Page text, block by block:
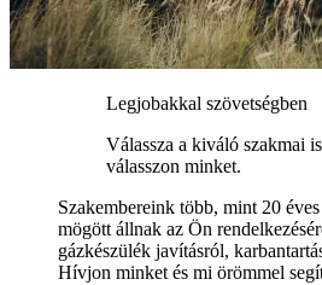
Legjobakkal szövetségben
Válassza a kiváló szakmai
válasszon minket.
Szakembereink több, mint 20
mögött állnak az Ön
gázkészülék javításról,
Hívjon minket és mi örömmel